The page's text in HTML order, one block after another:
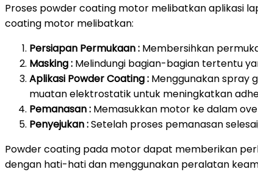
Proses powder coating motor melibatkan aplikasi
coating motor melibatkan:
Persiapan Permukaan : Membersihkan
Masking : Melindungi bagian-bagian tertentu
Aplikasi Powder Coating : Menggunakan spray
muatan elektrostatik untuk meningkatkan
Pemanasan : Memasukkan motor ke dalam
Penyejukan :Setelah proses pemanasan
Powder coating pada motor dapat memberikan
dengan hati-hati dan menggunakan peralatan